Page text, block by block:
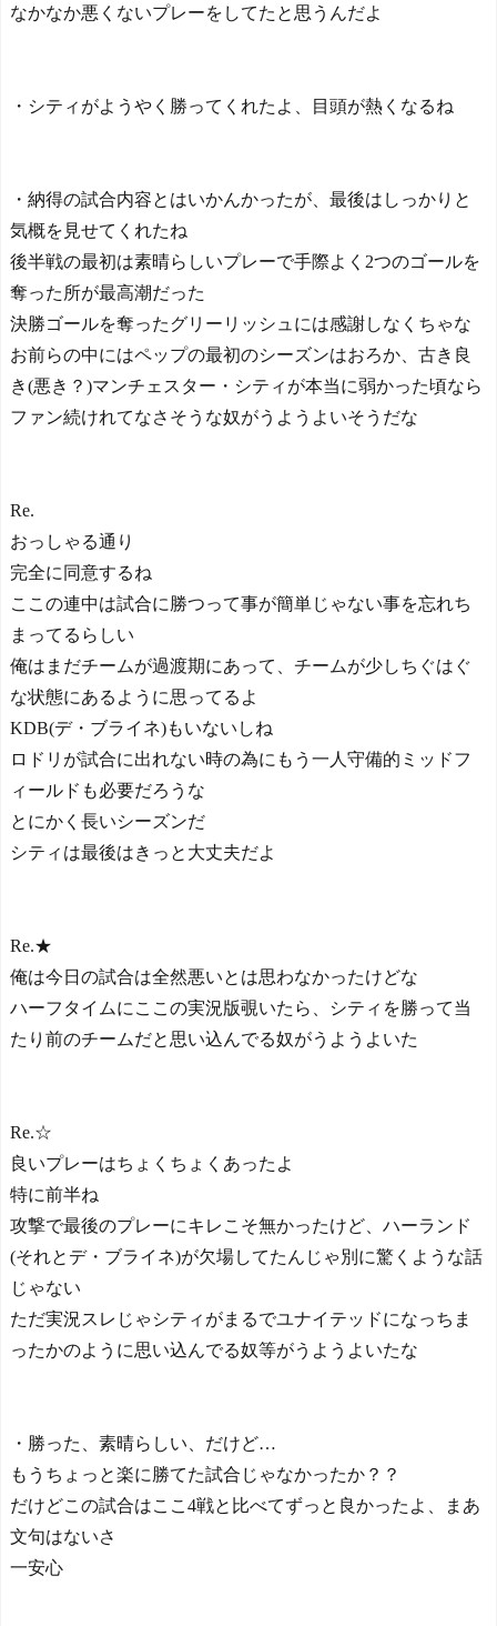
なかなか悪くないプレーをしてたと思うんだよ
・シティがようやく勝ってくれたよ、目頭が熱くなるね
・納得の試合内容とはいかんかったが、最後はしっかりと
気概を見せてくれたね
後半戦の最初は素晴らしいプレーで手際よく2つのゴールを
奪った所が最高潮だった
決勝ゴールを奪ったグリーリッシュには感謝しなくちゃな
お前らの中にはペップの最初のシーズンはおろか、古き良
き(悪き？)マンチェスター・シティが本当に弱かった頃なら
ファン続けれてなさそうな奴がうようよいそうだな
Re.
おっしゃる通り
完全に同意するね
ここの連中は試合に勝つって事が簡単じゃない事を忘れち
まってるらしい
俺はまだチームが過渡期にあって、チームが少しちぐはぐ
な状態にあるように思ってるよ
KDB(デ・ブライネ)もいないしね
ロドリが試合に出れない時の為にもう一人守備的ミッドフ
ィールドも必要だろうな
とにかく長いシーズンだ
シティは最後はきっと大丈夫だよ
Re.★
俺は今日の試合は全然悪いとは思わなかったけどな
ハーフタイムにここの実況版覗いたら、シティを勝って当
たり前のチームだと思い込んでる奴がうようよいた
Re.☆
良いプレーはちょくちょくあったよ
特に前半ね
攻撃で最後のプレーにキレこそ無かったけど、ハーランド
(それとデ・ブライネ)が欠場してたんじゃ別に驚くような話
じゃない
ただ実況スレじゃシティがまるでユナイテッドになっちま
ったかのように思い込んでる奴等がうようよいたな
・勝った、素晴らしい、だけど…
もうちょっと楽に勝てた試合じゃなかったか？？
だけどこの試合はここ4戦と比べてずっと良かったよ、まあ
文句はないさ
一安心